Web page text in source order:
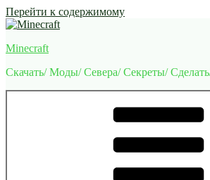
Перейти к содержимому
Minecraft
Скачать/ Моды/ Севера/ Секреты/